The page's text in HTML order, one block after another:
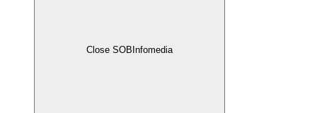
Close SOBInfomedia